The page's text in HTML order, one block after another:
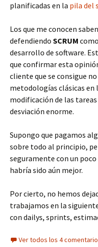
planificadas en la pila del
Los que me conocen
defendiendo SCRUM
desarrollo de software.
que confirmar esta
cliente que se consigue
metodologías clásicas en
modificación de las
desviación enorme.
Supongo que pagamos
sobre todo al principio,
seguramente con un
habría sido aún mejor.
Por cierto, no hemos
trabajamos en la
con dailys, sprints,
Ver todos los 4